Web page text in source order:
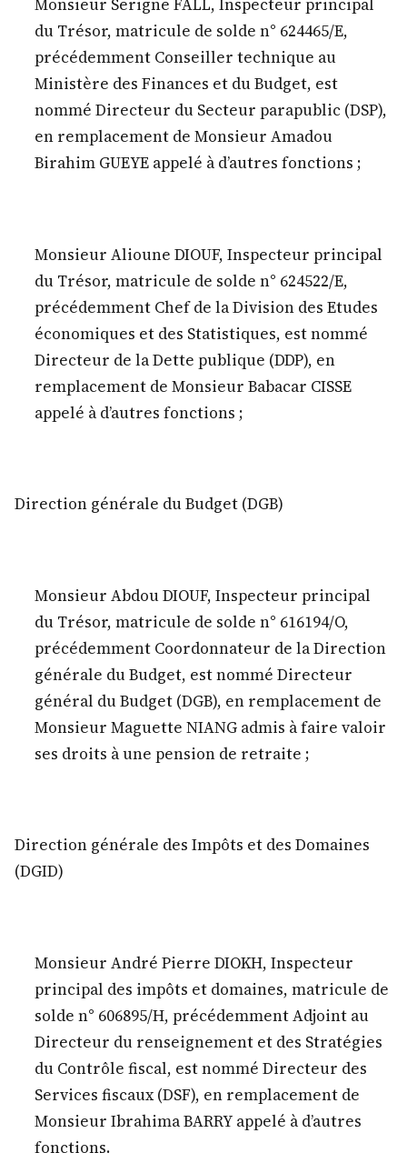
Monsieur Serigne FALL, Inspecteur principal
du Trésor, matricule de solde n° 624465/E,
précédemment Conseiller technique au
Ministère des Finances et du Budget, est
nommé Directeur du Secteur parapublic (DSP),
en remplacement de Monsieur Amadou
Birahim GUEYE appelé à d’autres fonctions ;
Monsieur Alioune DIOUF, Inspecteur principal
du Trésor, matricule de solde n° 624522/E,
précédemment Chef de la Division des Etudes
économiques et des Statistiques, est nommé
Directeur de la Dette publique (DDP), en
remplacement de Monsieur Babacar CISSE
appelé à d’autres fonctions ;
Direction générale du Budget (DGB)
Monsieur Abdou DIOUF, Inspecteur principal
du Trésor, matricule de solde n° 616194/O,
précédemment Coordonnateur de la Direction
générale du Budget, est nommé Directeur
général du Budget (DGB), en remplacement de
Monsieur Maguette NIANG admis à faire valoir
ses droits à une pension de retraite ;
Direction générale des Impôts et des Domaines
(DGID)
Monsieur André Pierre DIOKH, Inspecteur
principal des impôts et domaines, matricule de
solde n° 606895/H, précédemment Adjoint au
Directeur du renseignement et des Stratégies
du Contrôle fiscal, est nommé Directeur des
Services fiscaux (DSF), en remplacement de
Monsieur Ibrahima BARRY appelé à d’autres
fonctions.